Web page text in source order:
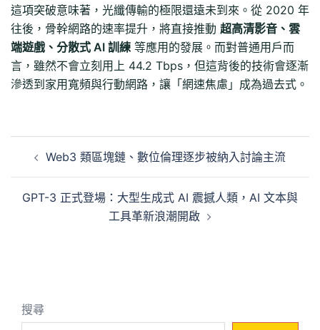
這項突破意味著，光纖傳輸的極限還遠未到來。從 2020 年
往後，骨幹網路的速率提升，將直接推動 超高清影音、雲
端遊戲、分散式 AI 訓練 等應用的發展。而對普通用戶而
言，雖然不會立刻用上 44.2 Tbps，但這背後的技術會逐漸
滲透到家用寬頻與行動網路，讓「網速焦慮」成為過去式。
導
覽
Web3 類區塊鏈、數位倫理逐步被納入討論主流
GPT-3 正式登場：大型生成式 AI 震撼人類，AI 文本與
工具革新浪潮開啟
搜尋